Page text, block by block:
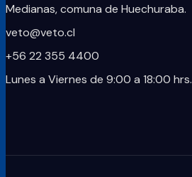
Medianas, comuna de Huechuraba.
veto@veto.cl
+56 22 355 4400
Lunes a Viernes de 9:00 a 18:00 hrs.